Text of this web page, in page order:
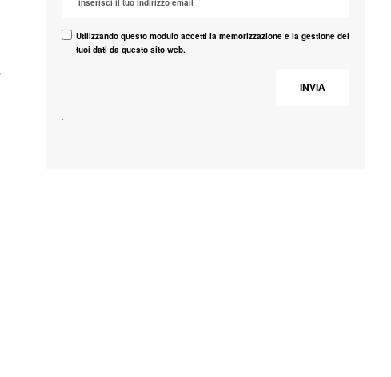
Utilizzando questo modulo accetti la memorizzazione e la gestione dei
tuoi dati da questo sito web.